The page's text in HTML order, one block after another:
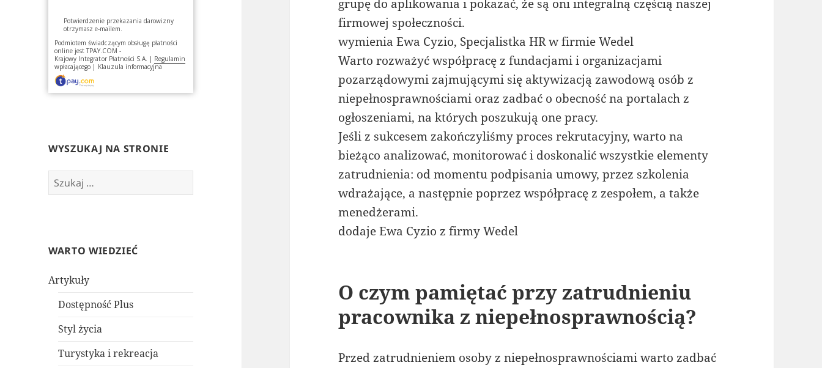
Potwierdzenie przekazania darowizny
otrzymasz e-mailem.
Podmiotem świadczącym obsługę płatności
online jestTPAY.COM -
Krajowy Integrator Płatności S.A. | Regulamin
wpłacającego | Klauzula informacyjna
WYSZUKAJ NA STRONIE
Szukaj:
WARTO WIEDZIEĆ
Artykuły
Dostępność Plus
Styl życia
Turystyka i rekreacja
grupę do aplikowania i pokazać, że są oni integralną częścią naszej
firmowej społeczności.
wymienia Ewa Cyzio, Specjalistka HR w firmie Wedel
Warto rozważyć współpracę z fundacjami i organizacjami
pozarządowymi zajmującymi się aktywizacją zawodową osób z
niepełnosprawnościami oraz zadbać o obecność na portalach z
ogłoszeniami, na których poszukują one pracy.
Jeśli z sukcesem zakończyliśmy proces rekrutacyjny, warto na
bieżąco analizować, monitorować i doskonalić wszystkie elementy
zatrudnienia: od momentu podpisania umowy, przez szkolenia
wdrażające, a następnie poprzez współpracę z zespołem, a także
menedżerami.
dodaje Ewa Cyzio z firmy Wedel
O czym pamiętać przy zatrudnieniu
pracownika z niepełnosprawnością?
Przed zatrudnieniem osoby z niepełnosprawnościami warto zadbać